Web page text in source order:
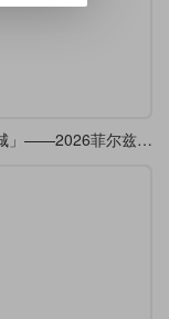
「桂冠·费城」——2026菲尔兹奖Beamer主题